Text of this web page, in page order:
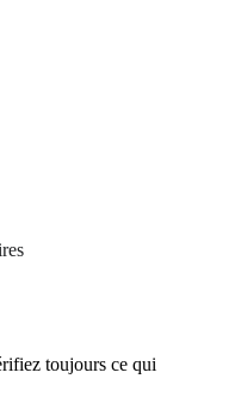
toujours ce qui